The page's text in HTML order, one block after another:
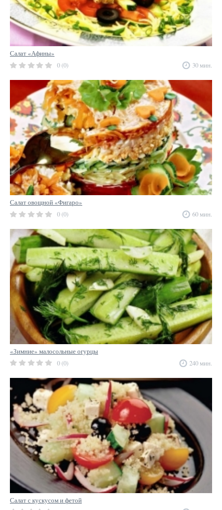
Салат «Афины»
0 (0)
30 мин.
Салат овощной «Фигаро»
0 (0)
60 мин.
«Зимние» малосольные огурцы
0 (0)
240 мин.
Салат с кускусом и фетой